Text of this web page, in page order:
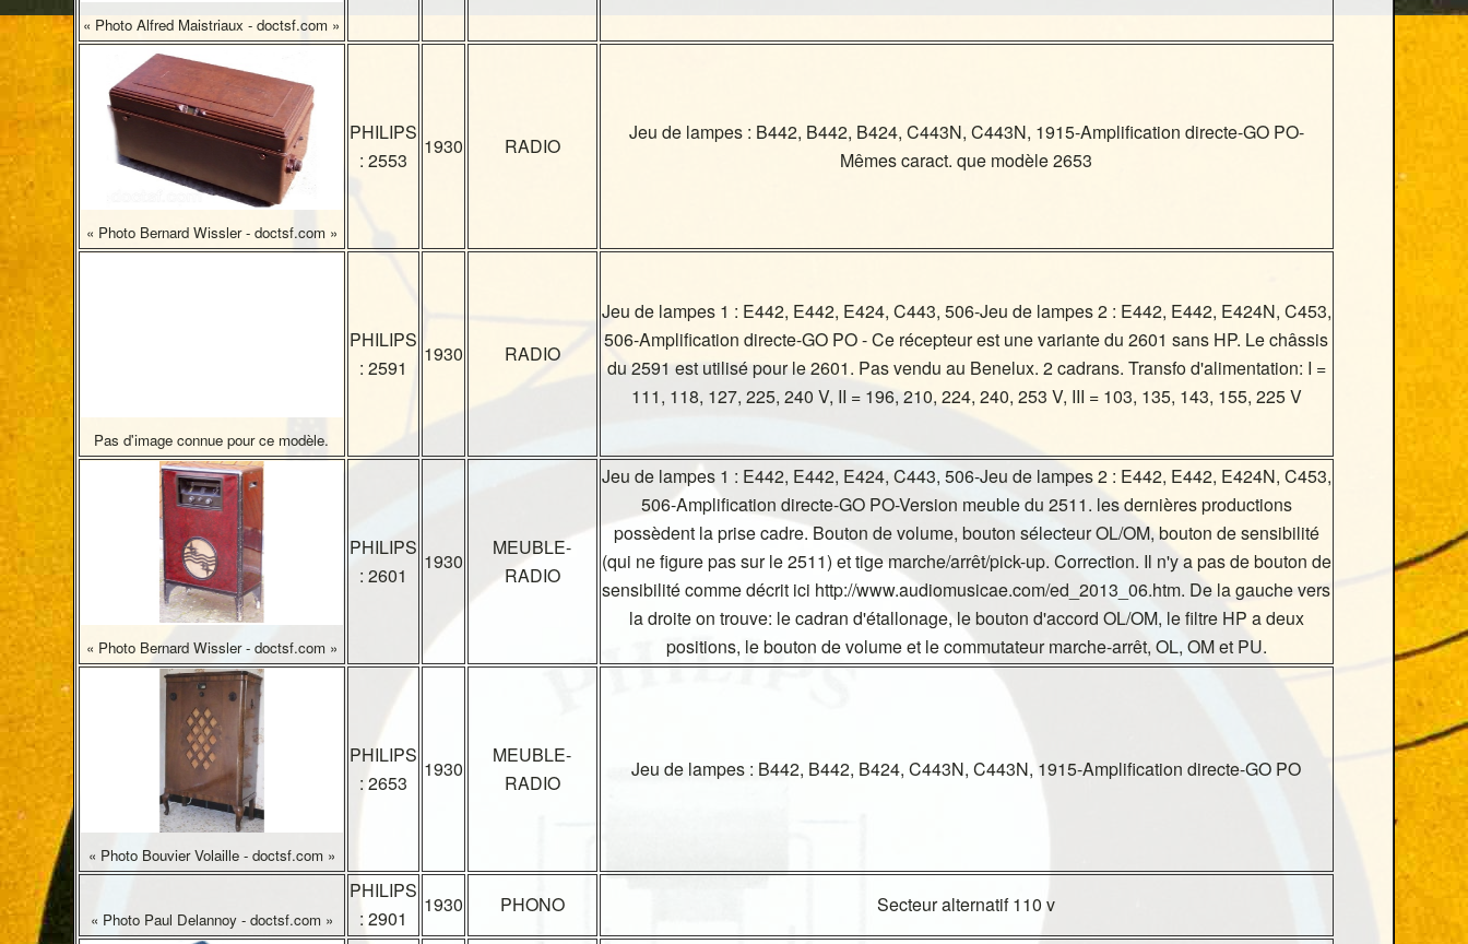
« Photo Alfred Maistriaux - doctsf.com »
« Photo Bernard Wissler - doctsf.com »
PHILIPS
: 2553
1930 RADIO
Jeu de lampes : B442, B442, B424, C443N, C443N, 1915-Amplification directe-GO PO-
Mêmes caract. que modèle 2653
Pas d'image connue pour ce modèle.
PHILIPS
: 2591
1930 RADIO
Jeu de lampes 1 : E442, E442, E424, C443, 506-Jeu de lampes 2 : E442, E442, E424N, C453,
506-Amplification directe-GO PO - Ce récepteur est une variante du 2601 sans HP. Le châssis
du 2591 est utilisé pour le 2601. Pas vendu au Benelux. 2 cadrans. Transfo d'alimentation: I =
111, 118, 127, 225, 240 V, II = 196, 210, 224, 240, 253 V, III = 103, 135, 143, 155, 225 V
« Photo Bernard Wissler - doctsf.com »
PHILIPS
: 2601
1930
MEUBLE-
RADIO
Jeu de lampes 1 : E442, E442, E424, C443, 506-Jeu de lampes 2 : E442, E442, E424N, C453,
506-Amplification directe-GO PO-Version meuble du 2511. les dernières productions
possèdent la prise cadre. Bouton de volume, bouton sélecteur OL/OM, bouton de sensibilité
(qui ne figure pas sur le 2511) et tige marche/arrêt/pick-up. Correction. Il n'y a pas de bouton de
sensibilité comme décrit ici http://www.audiomusicae.com/ed_2013_06.htm. De la gauche vers
la droite on trouve: le cadran d'étallonage, le bouton d'accord OL/OM, le filtre HP a deux
positions, le bouton de volume et le commutateur marche-arrêt, OL, OM et PU.
« Photo Bouvier Volaille - doctsf.com »
PHILIPS
: 2653
1930
MEUBLE-
RADIO
Jeu de lampes : B442, B442, B424, C443N, C443N, 1915-Amplification directe-GO PO
« Photo Paul Delannoy - doctsf.com »
PHILIPS
: 2901
1930 PHONO Secteur alternatif 110 v